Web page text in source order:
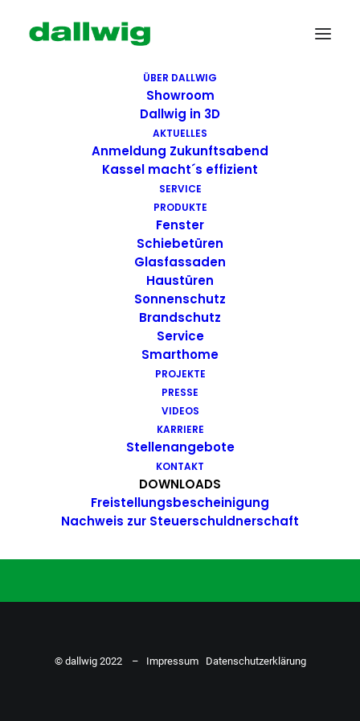
ÜBER DALLWIG
Showroom
Dallwig in 3D
AKTUELLES
Anmeldung Zukunftsabend
Kassel macht´s effizient
SERVICE
PRODUKTE
Fenster
Schiebetüren
Glasfassaden
Haustüren
Sonnenschutz
Brandschutz
Service
Smarthome
PROJEKTE
PRESSE
VIDEOS
KARRIERE
Stellenangebote
KONTAKT
DOWNLOADS
Freistellungsbescheinigung
Nachweis zur Steuerschuldnerschaft
Wir suchen Dich!
Dallwig bietet
Perspektive
Du hast Bock auf einen Job mit
Action. Bewirb dich ganz einfach
ZU DEN STELLENANGEBOTEN
© dallwig 2022 – Impressum Datenschutzerklärung